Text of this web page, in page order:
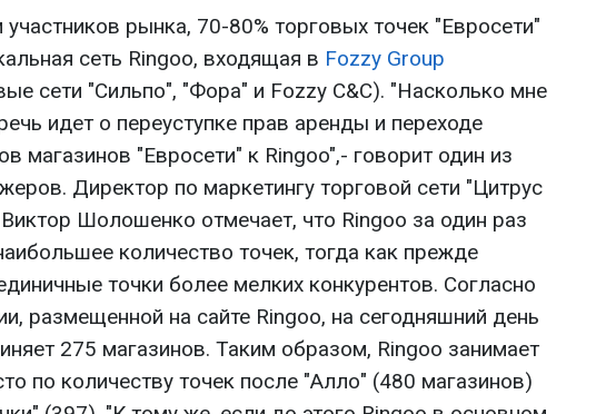
рынка, 70-80% торговых точек "Евросети"
сеть Ringoo, входящая в Fozzy Group
сети "Сильпо", "Фора" и Fozzy C&C). "Насколько мне
идет о переуступке прав аренды и переходе
магазинов "Евросети" к Ringoo",- говорит один из
Директор по маркетингу торговой сети "Цитрус
Шолошенко отмечает, что Ringoo за один раз
количество точек, тогда как прежде
точки более мелких конкурентов. Согласно
размещенной на сайте Ringoo, на сегодняшний день
275 магазинов. Таким образом, Ringoo занимает
по количеству точек после "Алло" (480 магазинов)